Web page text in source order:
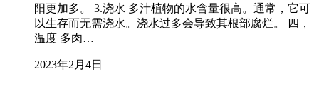
阳更加多。 3.浇水 多汁植物的水含量很高。通常，它可
以生存而无需浇水。浇水过多会导致其根部腐烂。 四，
温度 多肉…
2023年2月4日